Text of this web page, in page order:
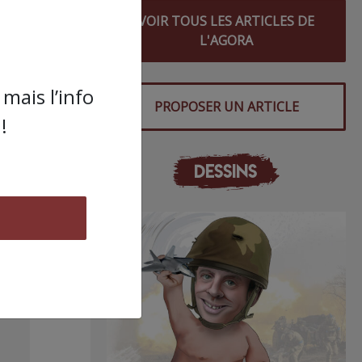
VOIR TOUS LES ARTICLES DE
L'AGORA
PROPOSER UN ARTICLE
DESSINS
l’info